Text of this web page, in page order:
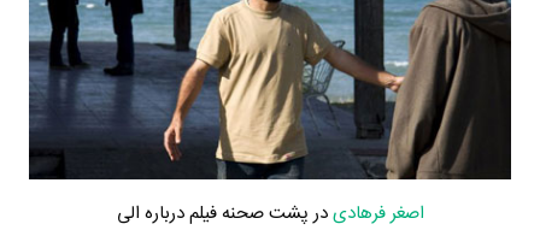
اصغر فرهادیدر پشت صحنه فیلم درباره الی